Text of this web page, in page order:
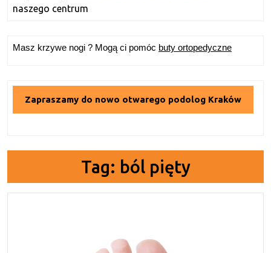
naszego centrum
Masz krzywe nogi ? Mogą ci pomóc buty ortopedyczne
Zapraszamy do nowo otwarego podolog Kraków
Tag: ból pięty